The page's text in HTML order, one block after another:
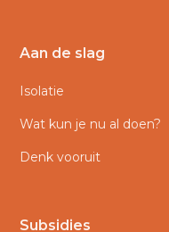
Aan de slag
Isolatie
Wat kun je nu al doen?
Denk vooruit
Subsidies